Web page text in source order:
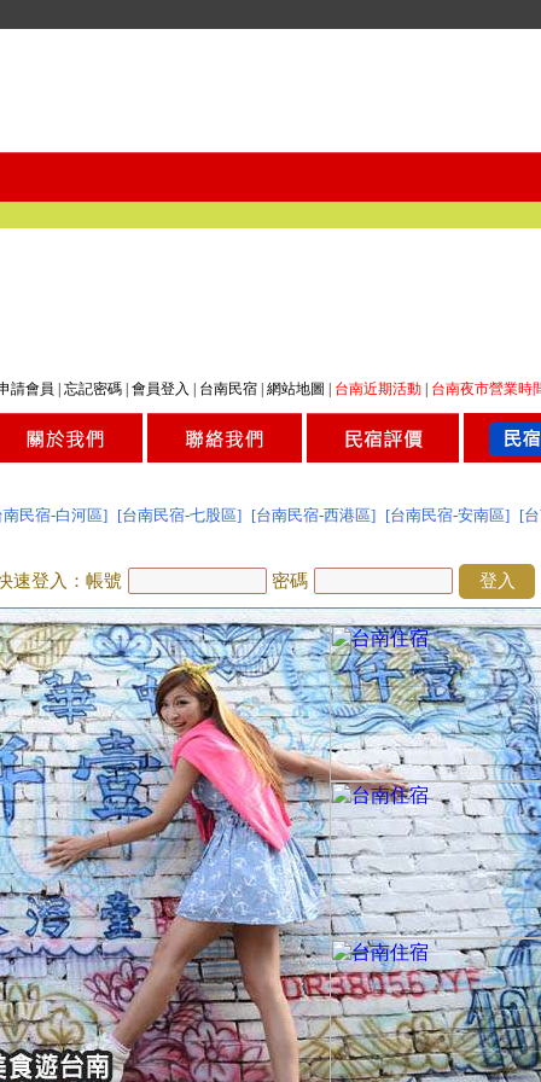
請會員 忘記密碼 會員登入 台南民宿 網站地圖 台南近期活動 台南夜市營業時
南民宿-白河區] [台南民宿-七股區] [台南民宿-西港區] [台南民宿-安南區] [
速登入：帳號 密碼 登入